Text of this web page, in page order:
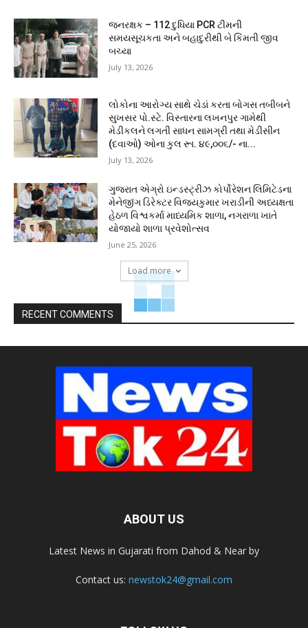
જનરક્ષક – 112 દુધિયા PCR ટીમની
સમયસૂચકતા અને બહાદુરીથી બે કિંમતી જીવ
બચ્યા
July 13, 2026
લોકોના આરોગ્ય સાથે ચેડાં કરતા બોગસ તબીબને
સુખસર પો.સ્ટે. વિસ્તારના લખનપુર ગામેથી
મેડીકલને લગતી સાધન સામગ્રી તથા મેડીસીન
(દવાઓ) ઓના કુલ રૂા. ૪૯,૦૦૬/- ના...
July 13, 2026
ગુજરાત એગ્રો ઇન્ડસ્ટ્રીઝ કોર્પોરેશન લિમિટેડના
મેનેજીંગ ડિરેક્ટર વિજયકુમાર ખરાડીની અધ્યક્ષતા
હેઠળ વિશ્વકર્મા માધ્યમિક શાળા, નગરાળા ખાતે
યોજાયો શાળા પ્રવેશોત્સવ
June 25, 2026
Load more
RECENT COMMENTS
ABOUT US
Latest News in Gujarati from Dahod & Near by
Contact us: newstok24@gmail.com